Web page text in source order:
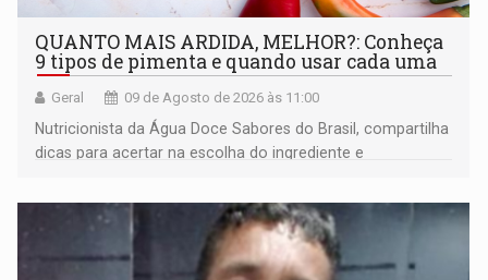
QUANTO MAIS ARDIDA, MELHOR?: Conheça
9 tipos de pimenta e quando usar cada uma
Geral 09 de Agosto de 2026 às 11:00
Nutricionista da Água Doce Sabores do Brasil, compartilha
dicas para acertar na escolha do ingrediente e